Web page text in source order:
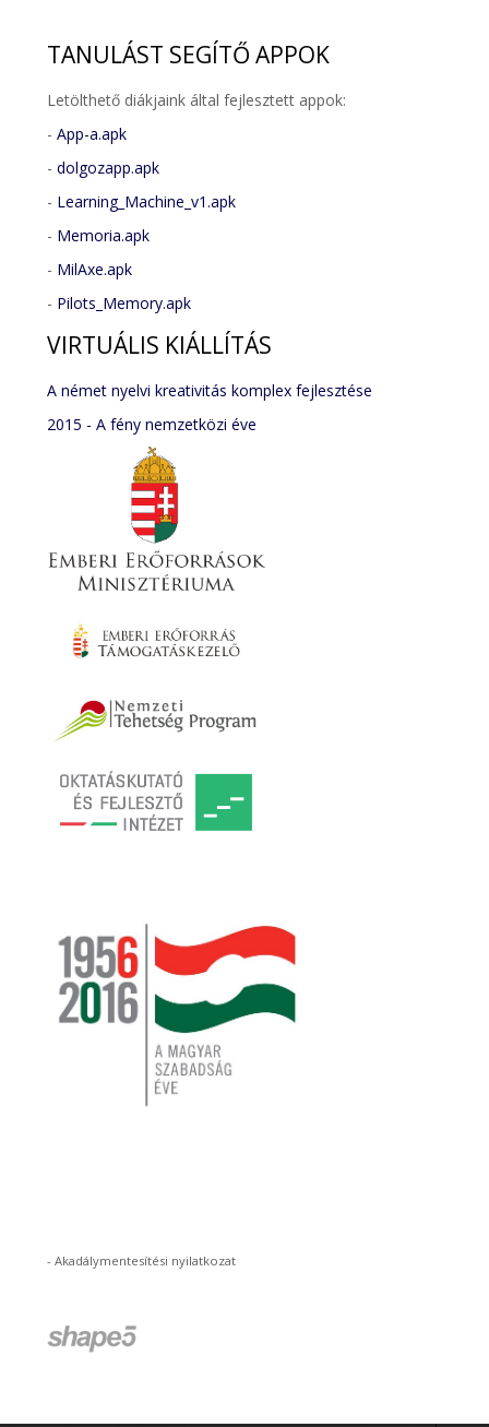
TANULÁST SEGÍTŐ APPOK
Letölthető diákjaink által fejlesztett appok:
-App-a.apk
-dolgozapp.apk
- Learning_Machine_v1.apk
- Memoria.apk
- MilAxe.apk
- Pilots_Memory.apk
VIRTUÁLIS KIÁLLÍTÁS
A német nyelvi kreativitás komplex fejlesztése
2015 - A fény nemzetközi éve
-Akadálymentesítési nyilatkozat